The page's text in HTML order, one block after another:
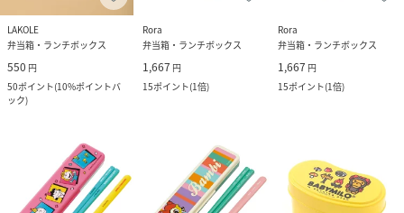
LAKOLE
弁当箱・ランチボックス
550 円
50ポイント(10%ポイントバ
ック)
Rora
弁当箱・ランチボックス
1,667 円
15ポイント(1倍)
Rora
弁当箱・ランチボックス
1,667 円
15ポイント(1倍)